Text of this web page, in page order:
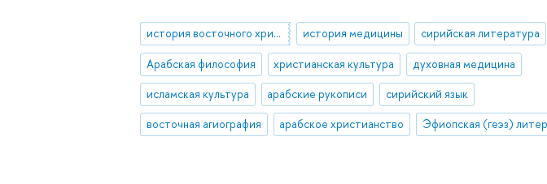
история восточного христианства история медицины сирийская литература
Арабская философия христианская культура духовная медицина
исламская культура арабские рукописи сирийский язык
восточная агиография арабское христианство